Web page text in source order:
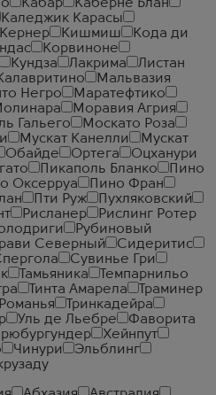
Кабар
Каберне Блан
Каледжик Карасы
Кернер Кишмиш
Кода ди
Корвиноне
Кундза Лакрима
Листан
Мальвазия
Негро
Маратефтико
Моравия Агрия
Гальего
Москато Роза
Мускат Канелли
Мускат
Обайде Ортега
Оцханури
Пикаполь Бланко
Пино
Оксерруа
Пино Фран
Пти Руж
Пухляковский
Рисланер
Рислинг Ротер
Рубиновый
Северный
Сидеритис
Сувинье Гри
Тамьяника
Темпарнильо
Тинта Амарела
Траминер
Тринкадейра
Уль де Льебре
Фаворита
Хейнпут
Чинури
Эльблинг